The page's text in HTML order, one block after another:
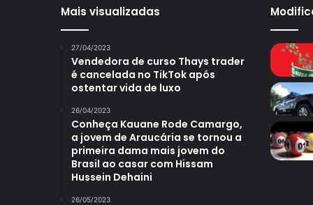
Mais visualizadas
27/04/2023
Vendedora de curso Thays trader
é cancelada no TikTok após
ostentar vida de luxo
26/04/2023
Conheça Kauane Rode Camargo,
a jovem de Araucária se tornou a
primeira dama mais jovem do
Brasil ao casar com Hissam
Hussein Dehaini
26/05/2023